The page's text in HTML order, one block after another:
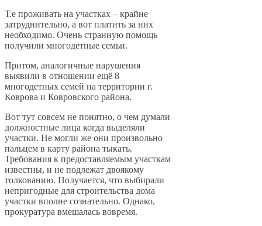
Т.е проживать на участках – крайне
затруднительно, а вот платить за них
необходимо. Очень странную помощь
получили многодетные семьи.
Притом, аналогичные нарушения
выявили в отношении ещё 8
многодетных семей на территории г.
Коврова и Ковровского района.
Вот тут совсем не понятно, о чем думали
должностные лица когда выделяли
участки. Не могли же они произвольно
пальцем в карту района тыкать.
Требования к предоставляемым участкам
известны, и не подлежат двоякому
толкованию. Получается, что выбирали
непригодные для строительства дома
участки вполне сознательно. Однако,
прокуратура вмешалась вовремя.